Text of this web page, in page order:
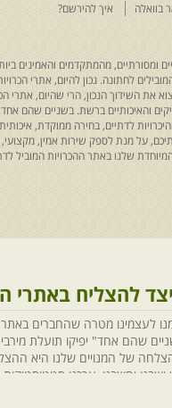
בוואלה
איך להירשם?
מהמתקדמים והאמינים
לחתונה. נכון להיום, אתרי
את השידוך הנכון, הרי שהיום, אתרי
והאיכותיים ברשת. בשניים שהם
לדתיים, בחירה ממוקדת,
על מנת לספק שירות אמין, מקצועי,
שלנו באתר ההכרויות המוביל
להצליח באתרי
לעצמינו מטרה שהחברים באתר
שהם אחד" יפיקו תועלת
של המנויים שלנו היא
ישבנו וחשבנו ,ערכנו סטטיסטיקות
בחנו התנהגויות ומגמות